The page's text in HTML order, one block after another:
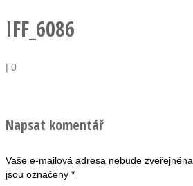
IFF_6086
| 0
Napsat komentář
Vaše e-mailová adresa nebude zveřejněna.
jsou označeny *